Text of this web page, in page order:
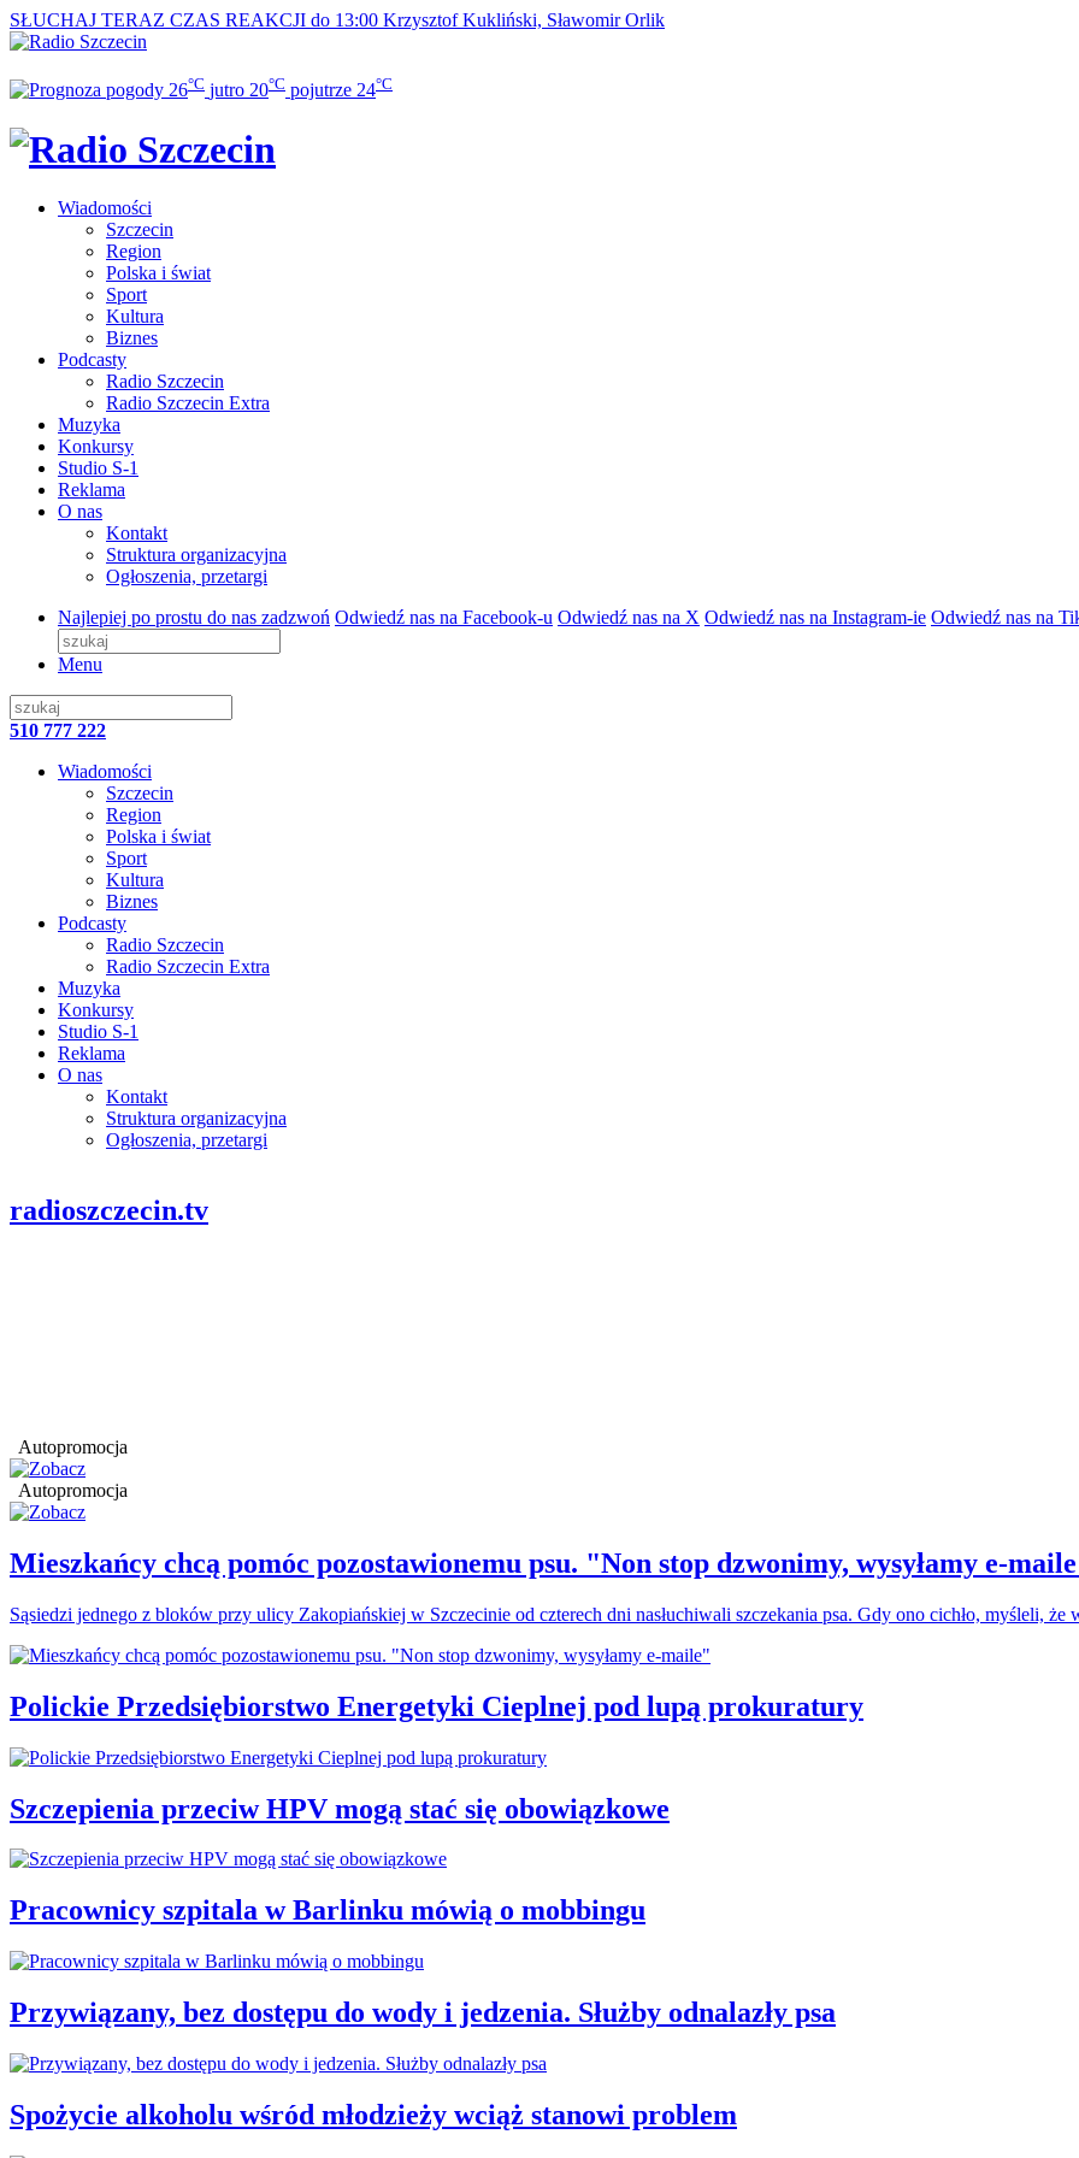
SŁUCHAJ TERAZ CZAS REAKCJI do 13:00 Krzysztof Kukliński, Sławomir Orlik
26°C jutro 20°C pojutrze 24°C
Wiadomości
Szczecin
Region
Polska i świat
Sport
Kultura
Biznes
Podcasty
Radio Szczecin
Radio Szczecin Extra
Muzyka
Konkursy
Studio S-1
Reklama
O nas
Kontakt
Struktura organizacyjna
Ogłoszenia, przetargi
Najlepiej po prostu do nas zadzwoń Odwiedź nas na Facebook-u Odwiedź nas na X Odwiedź nas na Instagram-ie Odwiedź nas na
Menu
510 777 222
Wiadomości
Szczecin
Region
Polska i świat
Sport
Kultura
Biznes
Podcasty
Radio Szczecin
Radio Szczecin Extra
Muzyka
Konkursy
Studio S-1
Reklama
O nas
Kontakt
Struktura organizacyjna
Ogłoszenia, przetargi
radioszczecin.tv
Autopromocja
Autopromocja
Mieszkańcy chcą pomóc pozostawionemu psu. "Non stop dzwonimy, wysyłamy e-
Sąsiedzi jednego z bloków przy ulicy Zakopiańskiej w Szczecinie od czterech dni nasłuchiwali szczekania psa. Gdy ono cichło, myśleli, że
Polickie Przedsiębiorstwo Energetyki Cieplnej pod lupą prokuratury
Szczepienia przeciw HPV mogą stać się obowiązkowe
Pracownicy szpitala w Barlinku mówią o mobbingu
Przywiązany, bez dostępu do wody i jedzenia. Służby odnalazły psa
Spożycie alkoholu wśród młodzieży wciąż stanowi problem